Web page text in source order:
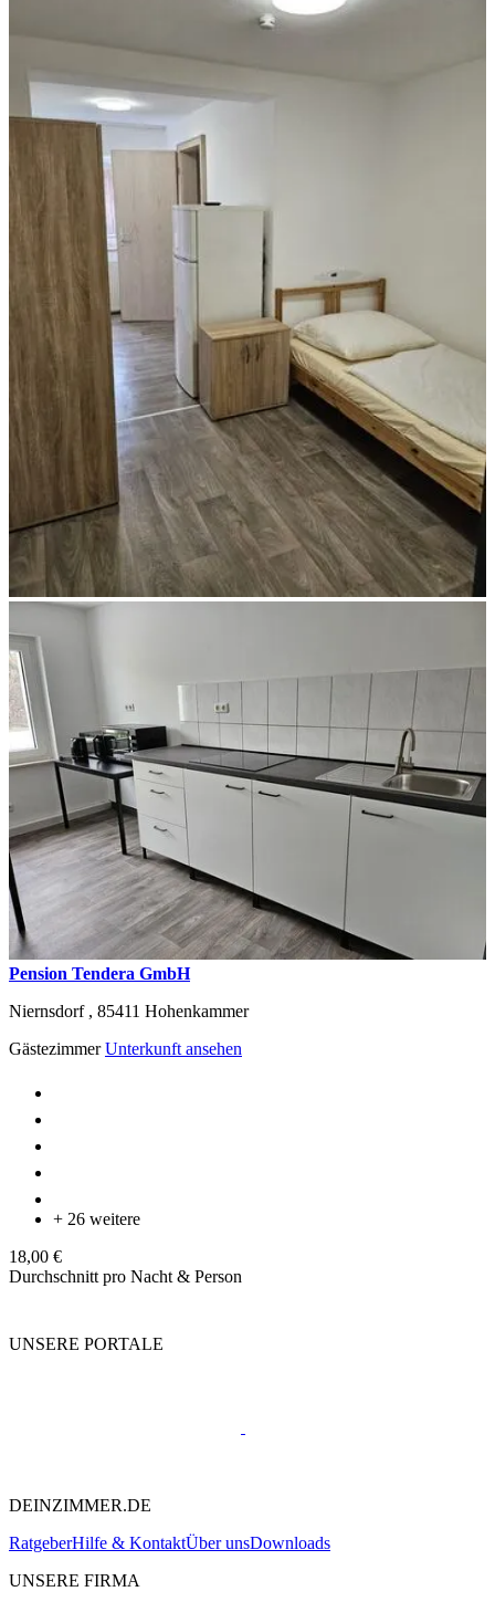
Pension Tendera GmbH
Niernsdorf , 85411 Hohenkammer
GästezimmerUnterkunft ansehen
+ 26 weitere
18,00 €
Durchschnitt pro Nacht & Person
UNSERE PORTALE
DEINZIMMER.DE
RatgeberHilfe & KontaktÜber unsDownloads
UNSERE FIRMA